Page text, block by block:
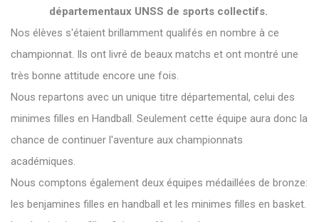
départementaux UNSS de sports collectifs.
Nos élèves s'étaient brillamment qualifés en nombre à ce
championnat. Ils ont livré de beaux matchs et ont montré une
très bonne attitude encore une fois.
Nous repartons avec un unique titre départemental, celui des
minimes filles en Handball. Seulement cette équipe aura donc la
chance de continuer l'aventure aux championnats
académiques.
Nous comptons également deux équipes médaillées de bronze:
les benjamines filles en handball et les minimes filles en basket.